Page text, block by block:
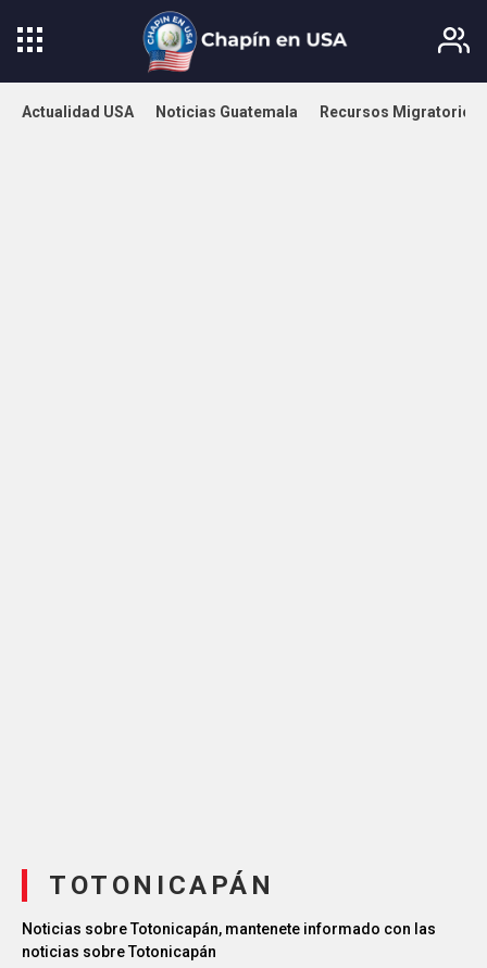
Actualidad USA Noticias Guatemala Recursos Migratorios
TOTONICAPÁN
Noticias sobre Totonicapán, mantenete informado con las
noticias sobre Totonicapán